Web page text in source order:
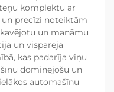
komplektu ar
precīzi noteiktām
un manāmu
un vispārējā
kas padarīja viņu
dominējošu un
automašīnu